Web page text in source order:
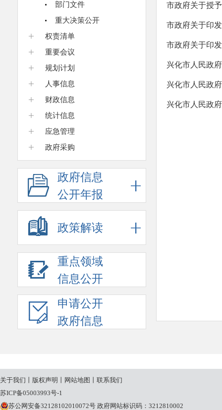
部门文件
重大决策公开
权责清单
重要会议
规划计划
人事信息
财政信息
统计信息
应急管理
政府采购
政府信息
公开年报
政策解读
重点领域
信息公开
申请公开
政府信息
市政府关于授
市政府关于印
市政府关于印
兴化市人民政
兴化市人民政
兴化市人民政
关于我们 版权声明 网站地图
联系我们
苏ICP备05003993号-1
苏公网安备32128102010072号 政府网站标识码：3212810002